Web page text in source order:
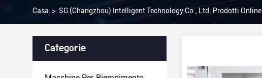
Casa. > SG (Changzhou) Intelligent Technology Co., Ltd. Prodotti Online
Categorie